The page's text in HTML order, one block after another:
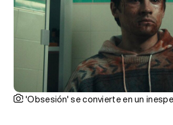
'Obsesión' se convierte en un